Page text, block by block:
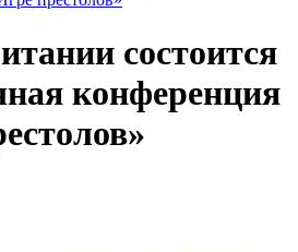
состоится
конференция